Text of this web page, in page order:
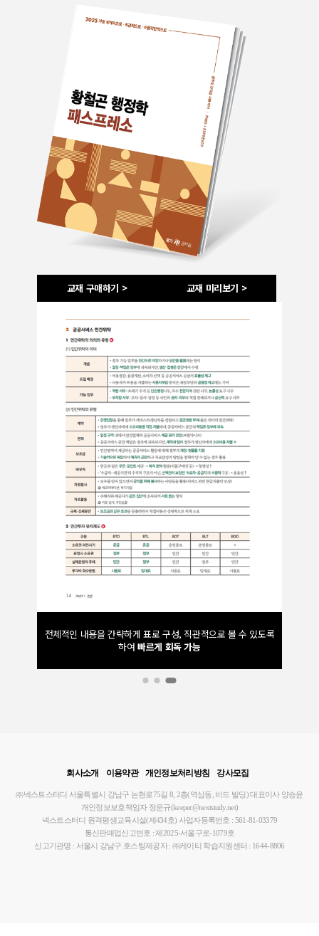
교재 구매하기 > 교재 미리보기 >
수 있도록 필수 주제 240개로 체계적으로 정리하고, 기출문제 빈출
중요도를 표시하여행정학의 학습 우선순위 제시
회사소개 이용약관 개인정보처리방침 강사모집
㈜넥스트스터디 서울특별시 강남구 논현로75길 8, 2층(역삼동, 비드 빌딩)대표이사 양승윤
개인정보보호책임자 정운규(keeper@nextstudy.net)
넥스트스터디 원격평생교육시설(제434호) 사업자등록번호 : 561-81-03379
통신판매업신고번호 : 제2025-서울구로-1079호
신고기관명 : 서울시 강남구 호스팅제공자 : ㈜케이티 학습지원센터 : 1644-8806